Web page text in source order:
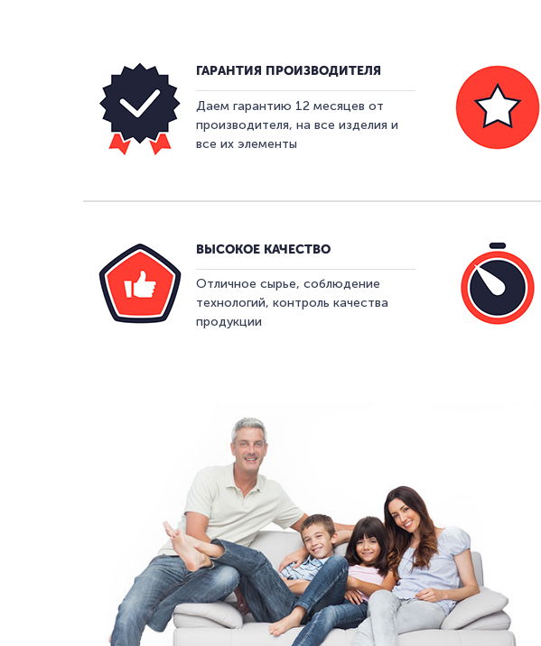
ГАРАНТИЯ ПРОИЗВОДИТЕЛЯ
Даем гарантию 12 месяцев от
производителя, на все изделия и
все их элементы
ВЫСОКОЕ КАЧЕСТВО
Отличное сырье, соблюдение
технологий, контроль качества
продукции